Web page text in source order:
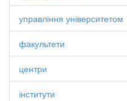
управління університетом
факультети
центри
інститути